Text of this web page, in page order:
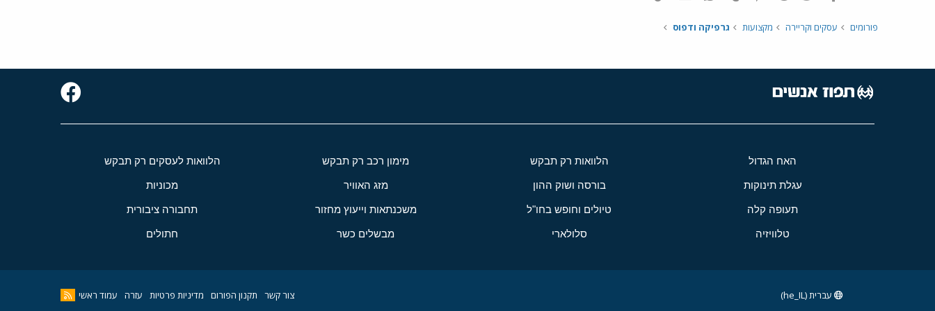
פורומים עסקים וקריירה מקצועות גרפיקה ודפוס
האח הגדול הלוואות רק תבקש מימון רכב רק תבקש הלוואות לעסקים רק תבקש
עגלת תינוקות בורסה ושוק ההון מזג האוויר מכוניות
תעופה קלה טיולים וחופש בחו"ל משכנתאות וייעוץ מחזור תחבורה ציבורית
טלוויזיה סלולארי מבשלים כשר חתולים
צור קשר תקנון הפורום מדיניות פרטיות עזרה עמוד ראשי עברית (he_IL)